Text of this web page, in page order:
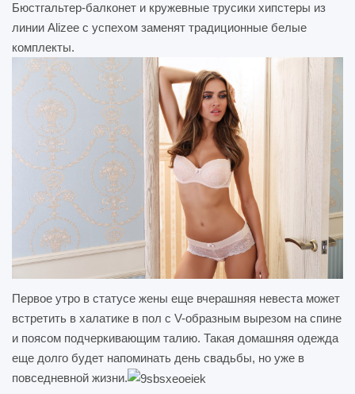
Бюстгальтер-балконет и кружевные трусики хипстеры из
линии Alizee с успехом заменят традиционные белые
комплекты.
Первое утро в статусе жены еще вчерашняя невеста может
встретить в халатике в пол с V-образным вырезом на спине
и поясом подчеркивающим талию. Такая домашняя одежда
еще долго будет напоминать день свадьбы, но уже в
повседневной жизни.